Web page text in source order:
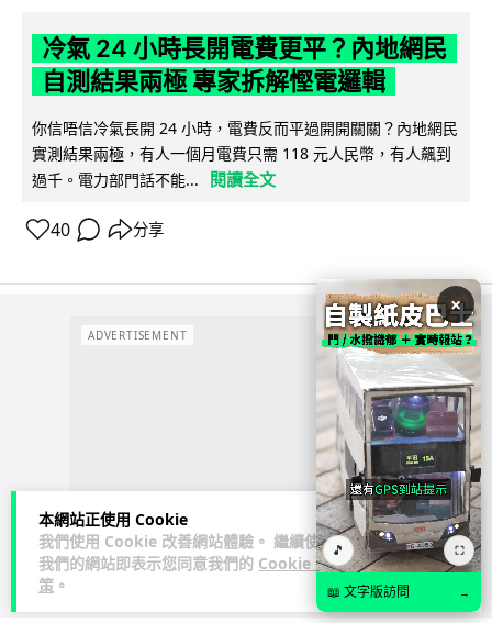
本網站正使用 Cookie
我們使用 Cookie 改善網站體驗。 繼續使用
我們的網站即表示您同意我們的 Cookie 政
策 。
冷氣 24 小時長開電費更平？內地網民
自測結果兩極 專家拆解慳電邏輯
你信唔信冷氣長開 24 小時，電費反而平過開開關關？內地網民
實測結果兩極，有人一個月電費只需 118 元人民幣，有人飆到
過千。電力部門話不能...
閱讀全文
40 分享
ADVERTISEMENT
×
🎵 ⛶
📖 文字版訪問 →